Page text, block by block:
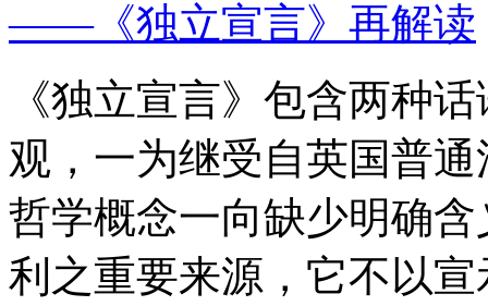
——《独立宣言》再解读
《独立宣言》包含两种
观，一为继受自英国普
哲学概念一向缺少明确
利之重要来源，它不以